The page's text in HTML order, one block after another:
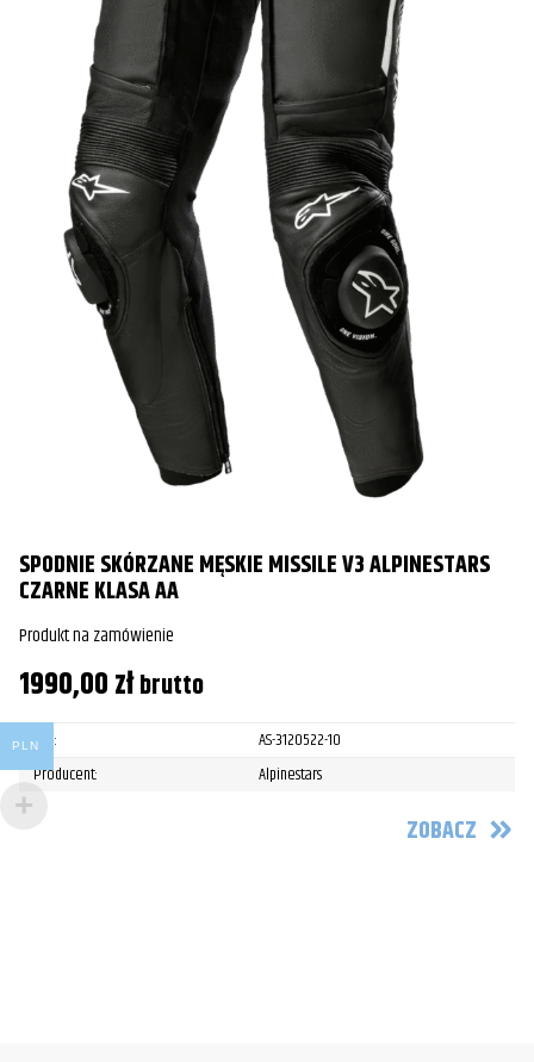
SPODNIE SKÓRZANE MĘSKIE MISSILE V3 ALPINESTARS
CZARNE KLASA AA
Produkt na zamówienie
1990,00złbrutto
SKU:
AS-3120522-10
Producent:
Alpinestars
ZOBACZ
PLN